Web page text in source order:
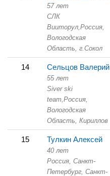
57 лет
СЛК
Вииторул,Россия,
Вологодская
Область, г.Сокол
14 Сельцов Валерий
55 лет
Siver ski
team,Россия,
Вологодская
Область, Кириллов
15 Тулкин Алексей
40 лет
Россия, Санкт-
Петербург, Санкт-